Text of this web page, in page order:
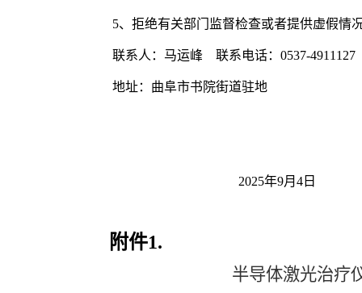
5、拒绝有关部门监督检查或者提供虚假情
联系人：马运峰 联系电话：0537-4911127
地址：曲阜市书院街道驻地
2025年9月4 日
附件1.
半导体激光治疗